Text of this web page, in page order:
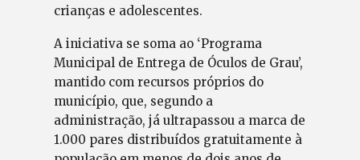
crianças e adolescentes.
A iniciativa se soma ao ‘Programa
Municipal de Entrega de Óculos de Grau’,
mantido com recursos próprios do
município, que, segundo a
administração, já ultrapassou a marca de
1.000 pares distribuídos gratuitamente à